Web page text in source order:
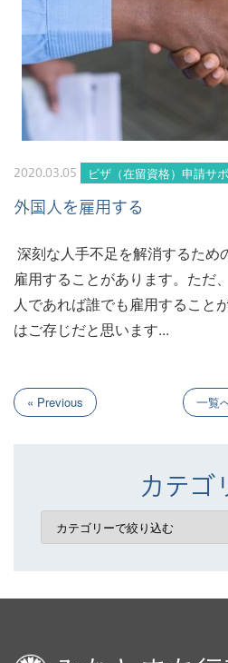
2020.03.05 ビザ（在留資格）申請サ
外国人を雇用する
深刻な人手不足を解消するため
雇用することがあります。ただ
人であれば誰でも雇用すること
はご存じだと思います...
« Previous 一覧
カテゴ